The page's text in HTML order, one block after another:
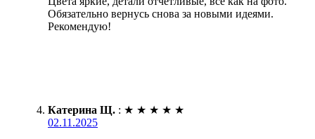
Обязательно вернусь снова за новыми идеями.
Рекомендую!
Катерина Щ. : ★ ★ ★ ★ ★
02.11.2025